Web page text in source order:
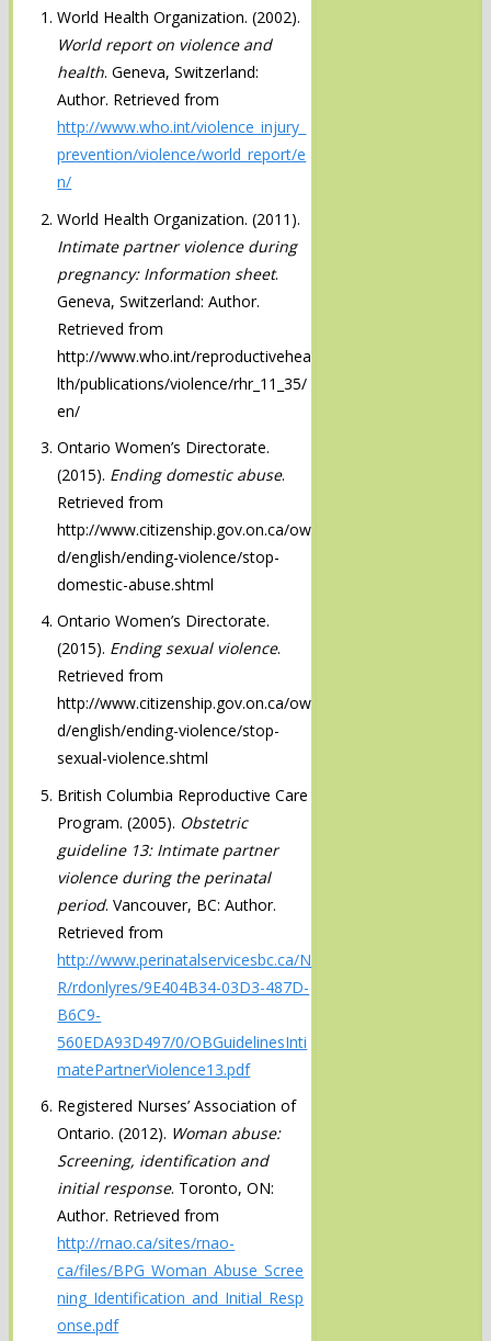
World Health Organization. (2002).
World report on violence and
health. Geneva, Switzerland:
Author. Retrieved from
http://www.who.int/violence_injury_
prevention/violence/world_report/e
n/
World Health Organization. (2011).
Intimate partner violence during
pregnancy: Information sheet.
Geneva, Switzerland: Author.
Retrieved from
http://www.who.int/reproductivehea
lth/publications/violence/rhr_11_35/
en/
Ontario Women’s Directorate.
(2015). Ending domestic abuse.
Retrieved from
http://www.citizenship.gov.on.ca/ow
d/english/ending-violence/stop-
domestic-abuse.shtml
Ontario Women’s Directorate.
(2015). Ending sexual violence.
Retrieved from
http://www.citizenship.gov.on.ca/ow
d/english/ending-violence/stop-
sexual-violence.shtml
British Columbia Reproductive Care
Program. (2005). Obstetric
guideline 13: Intimate partner
violence during the perinatal
period. Vancouver, BC: Author.
Retrieved from
http://www.perinatalservicesbc.ca/N
R/rdonlyres/9E404B34-03D3-487D-
B6C9-
560EDA93D497/0/OBGuidelinesInti
matePartnerViolence13.pdf
Registered Nurses’ Association of
Ontario. (2012). Woman abuse:
Screening, identification and
initial response. Toronto, ON:
Author. Retrieved from
http://rnao.ca/sites/rnao-
ca/files/BPG_Woman_Abuse_Scree
ning_Identification_and_Initial_Resp
onse.pdf